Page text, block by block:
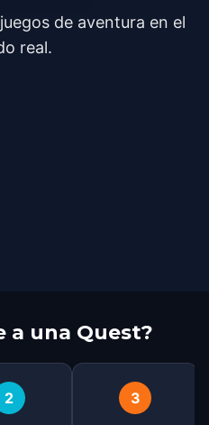
de aventura en el
real.
a una Quest?
2 3